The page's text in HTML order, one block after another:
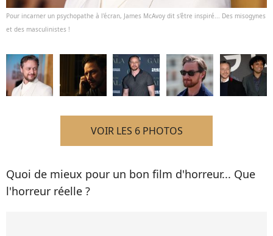
Pour incarner un psychopathe à l'écran, James McAvoy dit s'être inspiré... Des misogynes
et des masculinistes !
VOIR LES 6 PHOTOS
Quoi de mieux pour un bon film d'horreur... Que
l'horreur réelle ?